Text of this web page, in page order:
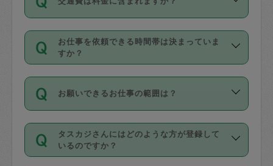
を行う際にご入力ください。プロフィー
ル登録時にはご入力いただかなくても大
丈夫です。
デビットカード・プリペイドカード（Vプ
リカ、au WALLETなど）は支払にはご利
銀行振込や現金払いも対応していませ
なお、タスカジさんの交通費も、依頼料
金のご請求と合わせてお支払いとなりま
隔週）」があり、「定期」の依頼は「ス
ポット」よりお得な料金でご利用できま
す。
定期の最低利用回数は設けていない代わ
りに、一定数を超えたキャンセルは有償
（例：毎週定期の場合は３回以上のキャ
ンセルが有償（1200円、隔週定期の場合
は２回以上のキャンセルが有償（1200
交通費は依頼料金とは別途発生し、依頼
料金のご請求と合わせてお支払いとなり
ます。交通費の金額は「依頼の詳細」に
お仕事を依頼できる時間帯は決まっていま
すか？
時間帯は3種類あります。いずれも１回あ
たり３時間です。
・ＡＭ ９時～１２時
・ＰＭ １３時～１６時
・夜 １８時～２１時
お願いできるお仕事の範囲は？
掃除、整理収納、洗濯、買い物、料理、
作り置きです。タスカジさんによってで
きる仕事の範囲が異なりますので、依頼
タスカジさんにはどのような方が登録して
いるのですか？